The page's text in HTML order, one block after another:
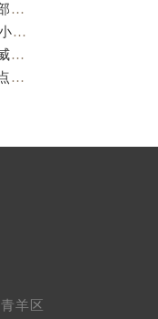
亲身到店探访成都萧邦官方售后服务中心｜服务热线及全部网点地址（2026年7月最新）
亲身到店探访成都萧邦官方售后服务中心｜最新地址和24小时售后电话（2026年7月最新）
成都萧邦官方售后服务中心｜完整维修地址及售后电话权威信息公示（2026年7月最新）
亲身探访成都萧邦官方售后服务中心｜服务热线及全部网点地址（2026年7月最新）
青羊区